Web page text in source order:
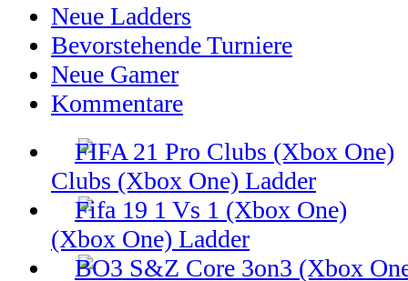
Neue Ladders
Bevorstehende Turniere
Neue Gamer
Kommentare
Clubs (Xbox One) Ladder
(Xbox One) Ladder